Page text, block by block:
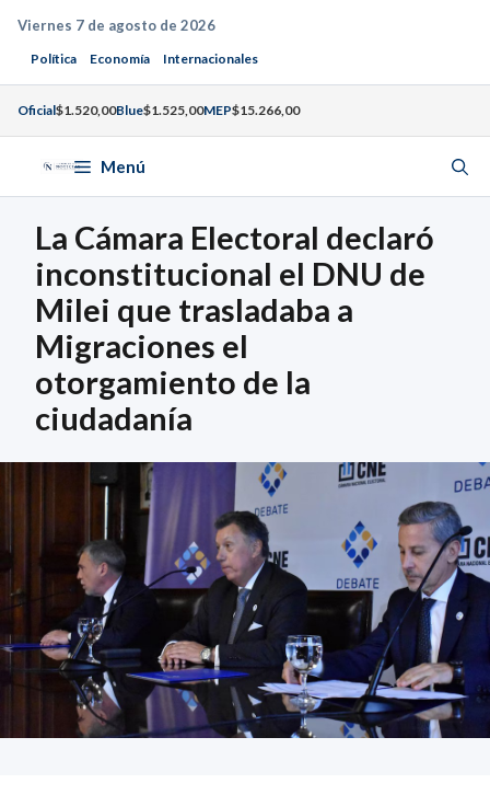
Saltar
contenido
Viernes 7 de agosto de 2026
Política Economía Internacionales
Oficial$1.520,00Blue$1.525,00MEP$15.266,00
Menú
La Cámara Electoral declaró
inconstitucional el DNU de
Milei que trasladaba a
Migraciones el
otorgamiento de la
ciudadanía